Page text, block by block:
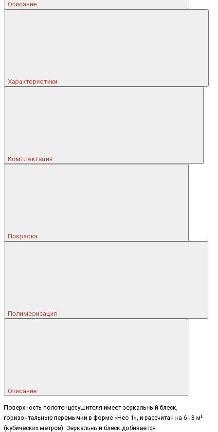
Описание
Характеристики
Комплектация
Покраска
Полимеризация
Описание
Поверхность полотенцесушителя имеет зеркальный блеск,
горизонтальные перемычки в форме «Нео 1», и рассчитан на 6 - 8 м³
(кубических метров). Зеркальный блеск добивается